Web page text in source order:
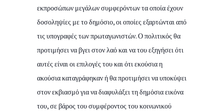
εκπροσώπων μεγάλων συμφερόντων τα οποία έχουν
δοσοληψίες με το δημόσιο, οι οποίες εξαρτώνται από
τις υπογραφές των πρωταγωνιστών. Ο πολιτικός θα
προτιμήσει να βγει στον λαό και να του εξηγήσει ότι
αυτές είναι οι επιλογές του και ότι εκούσια η
ακούσια καταγράφηκαν ή θα προτιμήσει να υποκύψει
στον εκβιασμό για να διαφυλάξει τη δημόσια εικόνα
του, σε βάρος του συμφέροντος του κοινωνικού